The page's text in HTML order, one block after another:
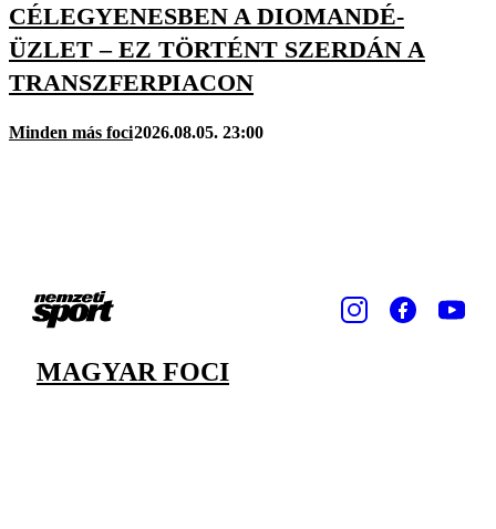
CÉLEGYENESBEN A DIOMANDÉ-
ÜZLET – EZ TÖRTÉNT SZERDÁN A
TRANSZFERPIACON
Minden más foci2026.08.05. 23:00
MAGYAR FOCI